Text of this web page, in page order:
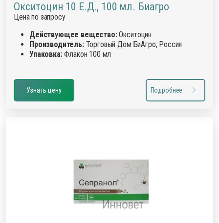
Окситоцин 10 Е.Д., 100 мл. Биагро
Цена по запросу
Действующее вещество:Окситоцин
Производитель:Торговый Дом БиАгро, Россия
Упаковка:Флакон 100 мл
Узнать цену Подробнее